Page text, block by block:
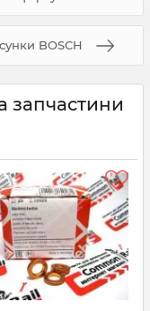
BOSCH
запчастини